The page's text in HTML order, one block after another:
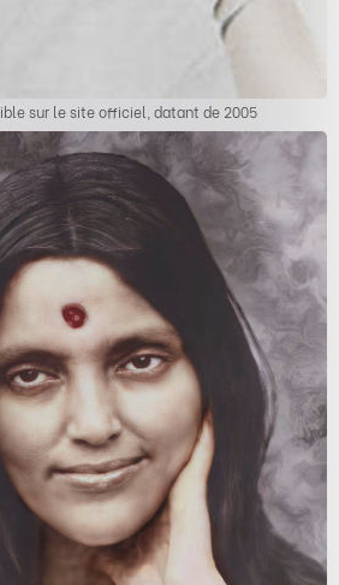
sur le site officiel, datant de 2005